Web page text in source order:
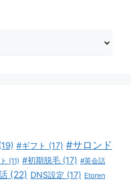
#ギフト (17) #サロンド
(11) #初期脱毛 (17) #英会話
(22) DNS設定 (17) Etoren